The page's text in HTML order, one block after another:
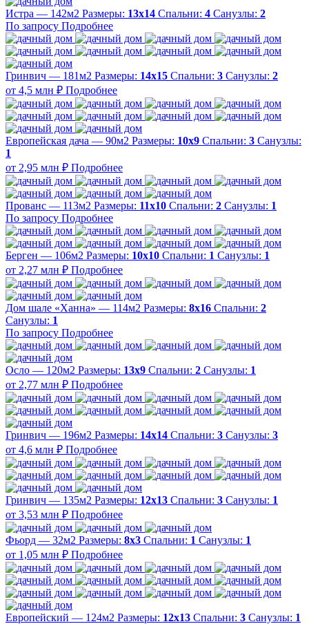
Истра — 142м2 Размеры: 13х14 Спальни: 4 Санузлы: 2
По запросу Подробнее
Гринвич — 181м2 Размеры: 14х15 Спальни: 3 Санузлы: 2
от 4,5 млн ₽ Подробнее
Европейская дача — 90м2 Размеры: 10х9 Спальни: 3 Санузлы:
1
от 2,95 млн ₽ Подробнее
Прованс — 113м2 Размеры: 11х10 Спальни: 2 Санузлы: 1
По запросу Подробнее
Берген — 106м2 Размеры: 10х10 Спальни: 1 Санузлы: 1
от 2,27 млн ₽ Подробнее
Дом шале «Ханна» — 114м2 Размеры: 8х16 Спальни: 2
Санузлы: 1
По запросу Подробнее
Осло — 120м2 Размеры: 13х9 Спальни: 2 Санузлы: 1
от 2,77 млн ₽ Подробнее
Гринвич — 196м2 Размеры: 14х14 Спальни: 3 Санузлы: 3
от 4,6 млн ₽ Подробнее
Гринвич — 135м2 Размеры: 12х13 Спальни: 3 Санузлы: 1
от 3,53 млн ₽ Подробнее
Фьорд — 32м2 Размеры: 8х3 Спальни: 1 Санузлы: 1
от 1,05 млн ₽ Подробнее
Европейский — 124м2 Размеры: 12х13 Спальни: 3 Санузлы: 1